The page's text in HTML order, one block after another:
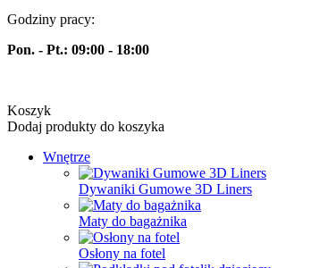
Godziny pracy:
Pon. - Pt.: 09:00 - 18:00
Koszyk
Dodaj produkty do koszyka
Wnętrze
Dywaniki Gumowe 3D Liners
Maty do bagażnika
Osłony na fotel